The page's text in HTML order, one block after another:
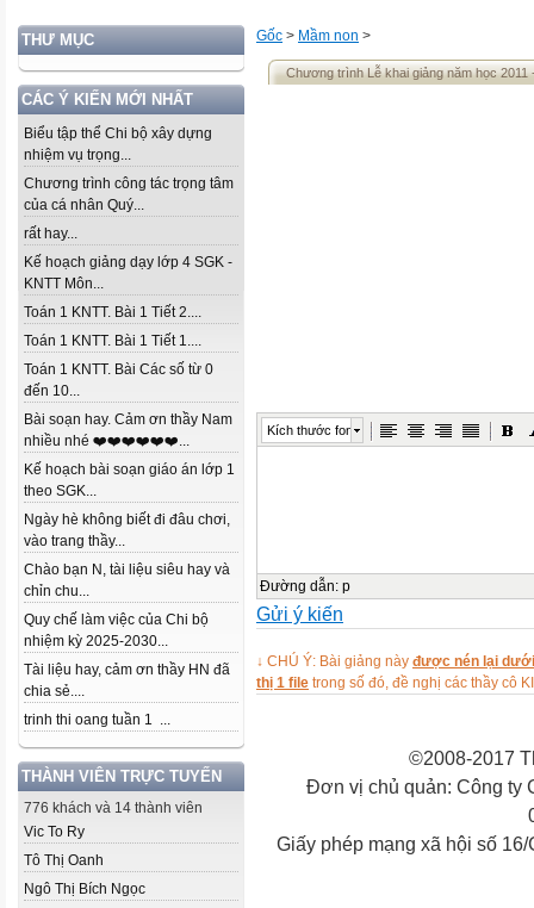
THƯ MỤC
CÁC Ý KIẾN MỚI NHẤT
Biểu tập thể Chi bộ xây dựng
nhiệm vụ trọng...
Chương trình công tác trọng tâm
của cá nhân Quý...
rất hay...
Kế hoạch giảng dạy lớp 4 SGK -
KNTT Môn...
Toán 1 KNTT. Bài 1 Tiết 2....
Toán 1 KNTT. Bài 1 Tiết 1....
Toán 1 KNTT. Bài Các số từ 0
đến 10...
Bài soạn hay. Cảm ơn thầy Nam
nhiều nhé ❤️❤️❤️❤️❤️❤️...
Kế hoạch bài soạn giáo án lớp 1
theo SGK...
Ngày hè không biết đi đâu chơi,
vào trang thầy...
Chào bạn N, tài liệu siêu hay và
chỉn chu...
Quy chế làm việc của Chi bộ
nhiệm kỳ 2025-2030...
Tài liệu hay, cảm ơn thầy HN đã
chia sẻ....
trinh thi oang tuần 1 ...
THÀNH VIÊN TRỰC TUYẾN
776 khách và 14 thành viên
Vic To Ry
Tô Thị Oanh
Ngô Thị Bích Ngọc
Gốc > Mầm non >
Chương trình Lễ khai giảng năm học 2011
Kích thước font
Đường dẫn: p
Gửi ý kiến
↓ CHÚ Ý: Bài giảng này được nén lại
thị 1 file trong số đó, đề nghị các thầy cô
©2008-2017
Đơn vị chủ quản: Công ty
Giấy phép mạng xã hội số